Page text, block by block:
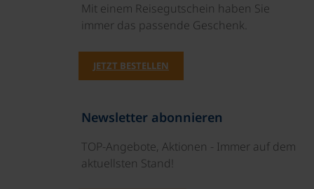
Mit einem Reisegutschein haben Sie
immer das passende Geschenk.
JETZT BESTELLEN
Newsletter abonnieren
TOP-Angebote, Aktionen - Immer auf dem
aktuellsten Stand!